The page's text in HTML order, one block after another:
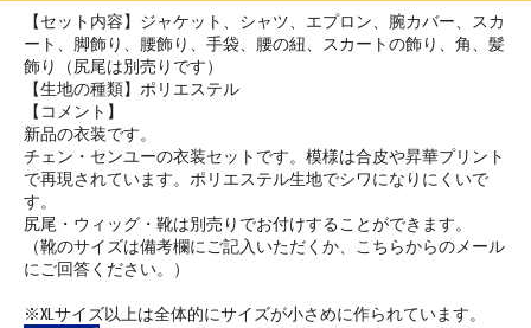
【セット内容】ジャケット、シャツ、エプロン、腕カバー、スカ
ート、脚飾り、腰飾り、手袋、腰の紐、スカートの飾り、角、髪
飾り（尻尾は別売りです）
【生地の種類】ポリエステル
【コメント】
新品の衣装です。
チェン・センユーの衣装セットです。模様は合皮や昇華プリント
で再現されています。ポリエステル生地でシワになりにくいで
す。
尻尾・ウィッグ・靴は別売りでお付けすることができます。
（靴のサイズは備考欄にご記入いただくか、こちらからのメール
にご回答ください。）
※XLサイズ以上は全体的にサイズが小さめに作られています。